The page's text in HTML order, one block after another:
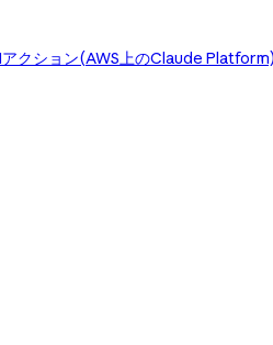
クション(AWS上のClaude Platform)